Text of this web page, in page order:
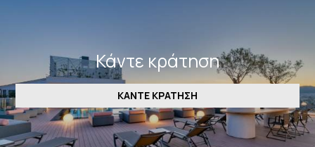
Κάντε κράτηση
ΚΆΝΤΕ ΚΡΆΤΗΣΗ